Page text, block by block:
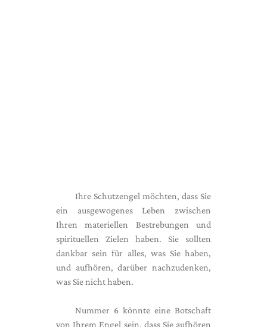
Ihre Schutzengel möchten, dass Sie
ein ausgewogenes Leben zwischen
Ihren materiellen Bestrebungen und
spirituellen Zielen haben. Sie sollten
dankbar sein für alles, was Sie haben,
und aufhören, darüber nachzudenken,
was Sie nicht haben.
Nummer 6 könnte eine Botschaft
von Ihrem Engel sein, dass Sie aufhören